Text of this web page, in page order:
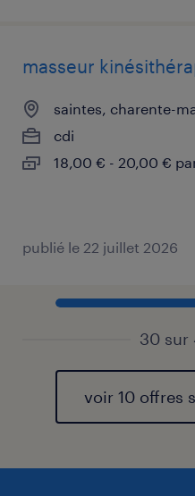
masseur
saintes, charente-
cdi
18,00 € - 20,00 €
publié le 22 juillet 2026
30 sur
voir 10 offres